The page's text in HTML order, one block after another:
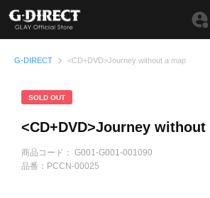
G-DIRECT <CD+DVD>Journey without a map
SOLD OUT
<CD+DVD>Journey without
商品コード： G001-G001-001090
品番： PCCN-00025